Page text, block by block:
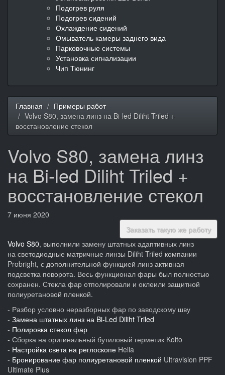
Подогрев руля
Подогрев сидений
Охлаждение сидений
Омыватель камеры заднего вида
Парковочные системы
Установка сигнализации
Чип Тюнинг
Главная
Примеры работ
Volvo S80, замена линз на Bi-led Diliht Triled +
восстановление стекол
Volvo S80, замена линз
на Bi-led Diliht Triled +
восстановление стекол
7 июня 2020
Заказать такую же работу
Volvo S80, выполнили замену штатных адаптивных линз
на светодиодные матричные линзы Diliht Triled компании
Probright, с дополнительной функцией линз активная
подсветка поворота. Весь функционал фары был полностью
сохранен. Стекла фар отполировали и оклеили защитной
полиуретановой пленкой.
- Разбор условно неразборных фар по заводскому шву
- Замена штатных линз на Bi-Led Diliht Triled
- Полировка стекол фар
- Сборка на оригинальный бутиловый герметик Koito
- Настройка света на реглоскопе Hella
- Бронирование фар полиуретановой пленкой Ultravision PPF
Ultimate Plus